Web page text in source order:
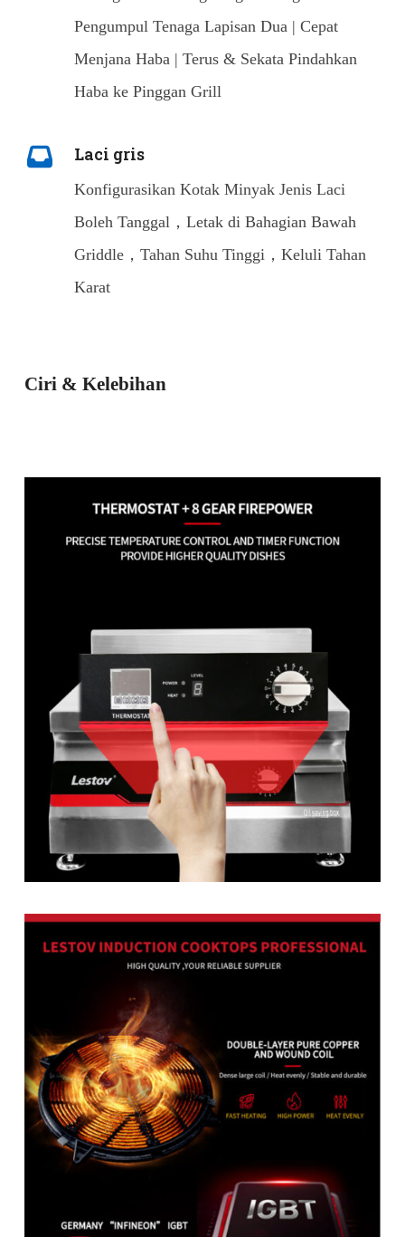
Pengumpul Tenaga Lapisan Dua | Cepat
Menjana Haba | Terus & Sekata Pindahkan
Haba ke Pinggan Grill
Laci gris
Konfigurasikan Kotak Minyak Jenis Laci
Boleh Tanggal，Letak di Bahagian Bawah
Griddle，Tahan Suhu Tinggi，Keluli Tahan
Karat
Ciri & Kelebihan